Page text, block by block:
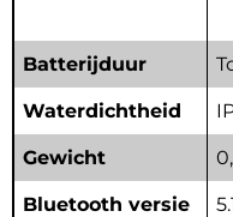
Batterijduur
Waterdichtheid
Gewicht
Bluetooth versie